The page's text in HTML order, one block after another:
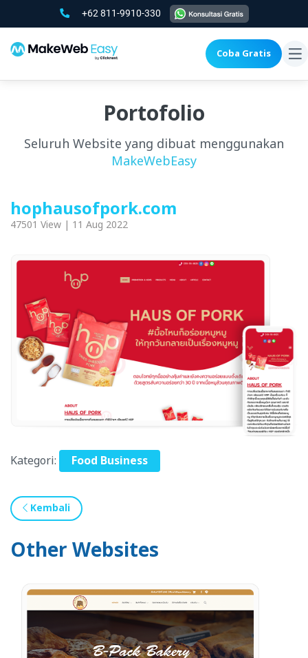
+62 811-9910-330
Coba Gratis
Portofolio
Seluruh Website yang dibuat menggunakan
MakeWebEasy
hophausofpork.com
47501 View | 11 Aug 2022
Kategori: Food Business
Kembali
Other Websites